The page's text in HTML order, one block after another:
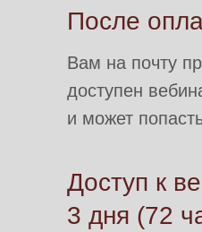
Вам на почту
доступен
и может
После
Доступ к
3 дня (72